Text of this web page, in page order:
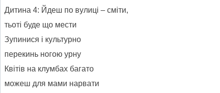
Дитина 4: Йдеш по вулиці – сміти,
тьоті буде що мести
Зупинися і культурно
перекинь ногою урну
Квітів на клумбах багато
можеш для мами нарвати